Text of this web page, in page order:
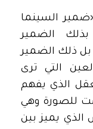
السينما
الضمير
بل ذلك الضمير
التي ترى
الذي يفهم
للصورة وهي
يميز بين